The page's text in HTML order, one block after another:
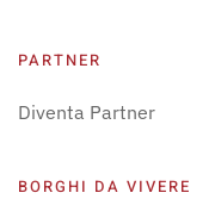
PARTNER
Diventa Partner
BORGHI DA VIVERE